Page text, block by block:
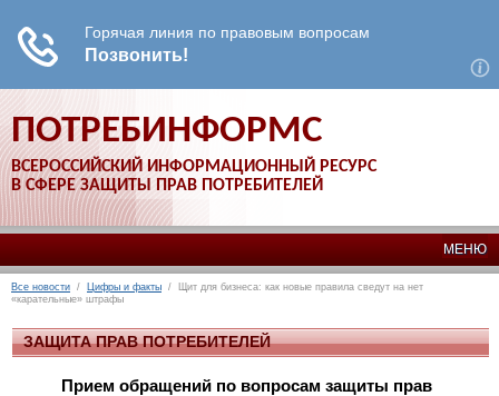
ПОТРЕБИНФОРМС
ВСЕРОССИЙСКИЙ ИНФОРМАЦИОННЫЙ РЕСУРС
В СФЕРЕ ЗАЩИТЫ ПРАВ ПОТРЕБИТЕЛЕЙ
МЕНЮ
Все новости / Цифры и факты / Щит для бизнеса: как новые правила сведут на нет
«карательные» штрафы
ЗАЩИТА ПРАВ ПОТРЕБИТЕЛЕЙ
Прием обращений по вопросам защиты прав